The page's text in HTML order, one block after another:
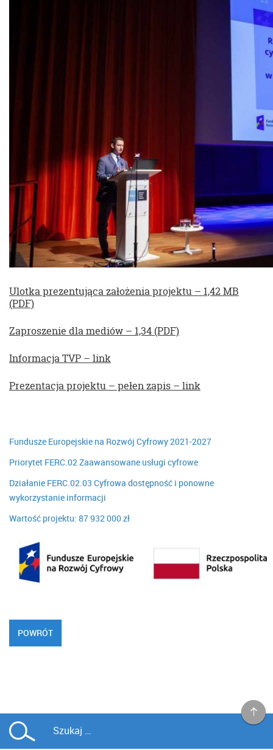
Ulotka prezentująca założenia projektu – 1,42 MB
(PDF)
Zaproszenie dla mediów – 1,34 (PDF)
Informacja TVP – link
Prezentacja projektu – pełen zapis – link
Fundusze Europejskie na Rozwój Cyfrowy 2021-2027
Priorytet FERC.02 Zaawansowane usługi cyfrowe
Działanie FERC.02.03 Cyfrowa dostępność i ponowne
wykorzystanie informacji
Wartość projektu: 87 932 000 zł
POWRÓT